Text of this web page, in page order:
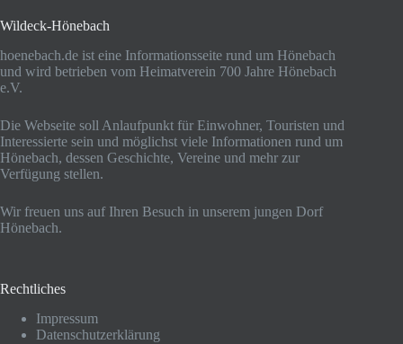
Wildeck-Hönebach
hoenebach.de ist eine Informationsseite rund um Hönebach
und wird betrieben vom Heimatverein 700 Jahre Hönebach
e.V.
Die Webseite soll Anlaufpunkt für Einwohner, Touristen und
Interessierte sein und möglichst viele Informationen rund um
Hönebach, dessen Geschichte, Vereine und mehr zur
Verfügung stellen.
Wir freuen uns auf Ihren Besuch in unserem jungen Dorf
Hönebach.
Rechtliches
Impressum
Datenschutzerklärung